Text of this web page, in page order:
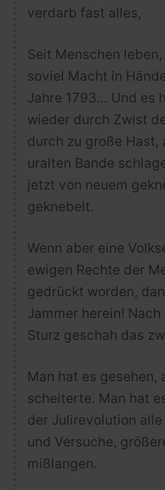
verdarb fast alles,
Seit Menschen
soviel Macht in
Jahre 1793… Und es
wieder durch Zwist
durch zu große Hast,
uralten Bande
jetzt von neuem
geknebelt.
Wenn aber eine
ewigen Rechte der
gedrückt worden,
Jammer herein! Nach
Sturz geschah das
Man hat es gesehen,
scheiterte. Man hat
der Julirevolution
und Versuche,
mißlangen.